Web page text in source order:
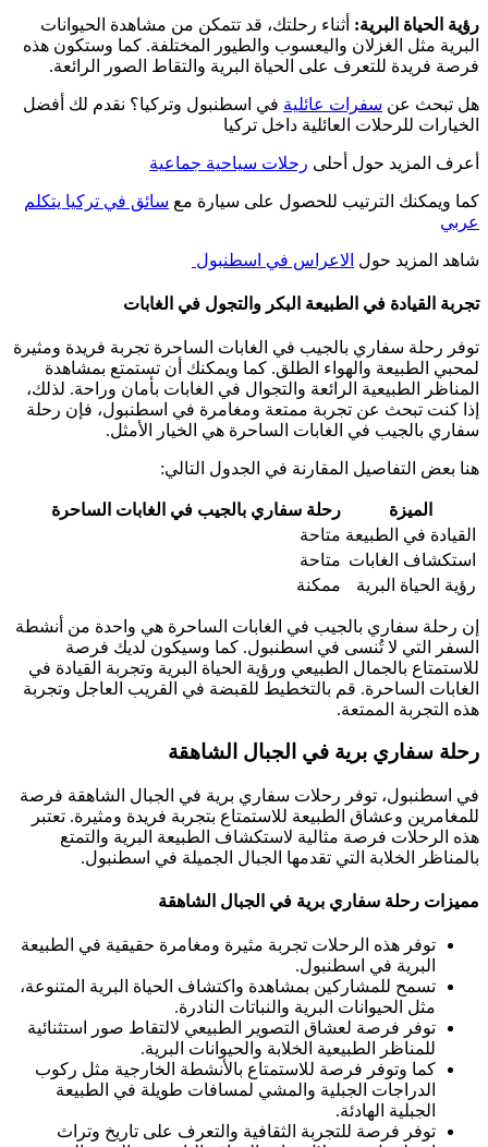
رؤية الحياة البرية: أثناء رحلتك، قد تتمكن من مشاهدة الحيوانات
البرية مثل الغزلان واليعسوب والطيور المختلفة. كما وستكون هذه
فرصة فريدة للتعرف على الحياة البرية والتقاط الصور الرائعة.
هل تبحث عن سفرات عائلية في اسطنبول وتركيا؟ نقدم لك أفضل
الخيارات للرحلات العائلية داخل تركيا
أعرف المزيد حول أحلى رحلات سياحية جماعية
كما ويمكنك الترتيب للحصول على سيارة مع سائق في تركيا يتكلم
عربي
شاهد المزيد حول الاعراس في اسطنبول
تجربة القيادة في الطبيعة البكر والتجول في الغابات
توفر رحلة سفاري بالجيب في الغابات الساحرة تجربة فريدة ومثيرة
لمحبي الطبيعة والهواء الطلق. كما ويمكنك أن تستمتع بمشاهدة
المناظر الطبيعية الرائعة والتجوال في الغابات بأمان وراحة. لذلك،
إذا كنت تبحث عن تجربة ممتعة ومغامرة في اسطنبول، فإن رحلة
سفاري بالجيب في الغابات الساحرة هي الخيار الأمثل.
هنا بعض التفاصيل المقارنة في الجدول التالي:
الميزة
رحلة سفاري بالجيب في الغابات الساحرة
القيادة في الطبيعة متاحة
استكشاف الغابات متاحة
رؤية الحياة البرية
ممكنة
إن رحلة سفاري بالجيب في الغابات الساحرة هي واحدة من أنشطة
السفر التي لا تُنسى في اسطنبول. كما وسيكون لديك فرصة
للاستمتاع بالجمال الطبيعي ورؤية الحياة البرية وتجربة القيادة في
الغابات الساحرة. قم بالتخطيط للقبضة في القريب العاجل وتجربة
هذه التجربة الممتعة.
رحلة سفاري برية في الجبال الشاهقة
في اسطنبول، توفر رحلات سفاري برية في الجبال الشاهقة فرصة
للمغامرين وعشاق الطبيعة للاستمتاع بتجربة فريدة ومثيرة. تعتبر
هذه الرحلات فرصة مثالية لاستكشاف الطبيعة البرية والتمتع
بالمناظر الخلابة التي تقدمها الجبال الجميلة في اسطنبول.
مميزات رحلة سفاري برية في الجبال الشاهقة
توفر هذه الرحلات تجربة مثيرة ومغامرة حقيقية في الطبيعة
البرية في اسطنبول.
تسمح للمشاركين بمشاهدة واكتشاف الحياة البرية المتنوعة،
مثل الحيوانات البرية والنباتات النادرة.
توفر فرصة لعشاق التصوير الطبيعي لالتقاط صور استثنائية
للمناظر الطبيعية الخلابة والحيوانات البرية.
كما وتوفر فرصة للاستمتاع بالأنشطة الخارجية مثل ركوب
الدراجات الجبلية والمشي لمسافات طويلة في الطبيعة
الجبلية الهادئة.
توفر فرصة للتجربة الثقافية والتعرف على تاريخ وتراث